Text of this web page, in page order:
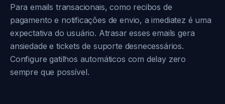
Para emails transacionais, como recibos de
pagamento e notificações de envio, a imediatez é uma
expectativa do usuário. Atrasar esses emails gera
ansiedade e tickets de suporte desnecessários.
Configure gatilhos automáticos com delay zero
sempre que possível.